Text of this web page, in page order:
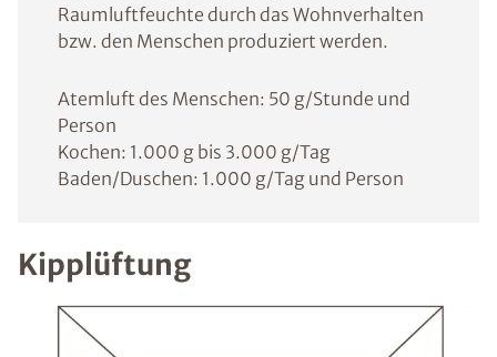
Raumluftfeuchte durch das Wohnverhalten
bzw. den Menschen produziert werden.
Atemluft des Menschen: 50 g/Stunde und
Person
Kochen: 1.000 g bis 3.000 g/Tag
Baden/Duschen: 1.000 g/Tag und Person
Kipplüftung